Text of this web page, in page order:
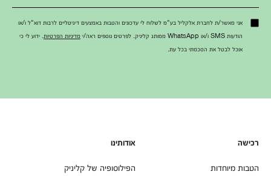
אני מאשר/ת לחברת אלקליל בע"מ לשלוח לי עדכונים והטבות באמצעים דיגיטליים לרבות דוא"ל ו/או
הודעות SMS ו/או WhatsApp ממותג קליניק. לפרטים נוספים ראה/י
מדיניות הפרטיות . ידוע לי כי
אוכל לבטל את הסכמתי בכל עת.
רכישה
הטבות מיוחדות
אודותינו
הפילוסופיה של קליניק